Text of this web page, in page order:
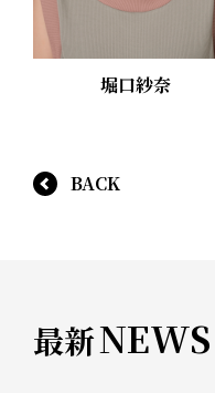
堀口紗奈
BACK
最新NEWS